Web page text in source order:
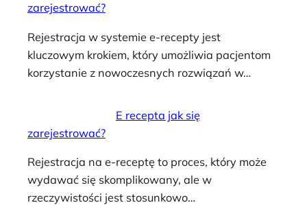
zarejestrować?
Rejestracja w systemie e-recepty jest
kluczowym krokiem, który umożliwia pacjentom
korzystanie z nowoczesnych rozwiązań w…
E recepta jak się
zarejestrować?
Rejestracja na e-receptę to proces, który może
wydawać się skomplikowany, ale w
rzeczywistości jest stosunkowo…